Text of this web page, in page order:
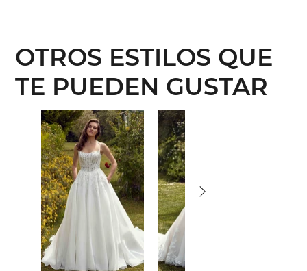
OTROS ESTILOS QUE
TE PUEDEN GUSTAR